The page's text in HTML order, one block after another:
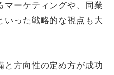
マーケティングや、同業
いった戦略的な視点も大
と方向性の定め方が成功